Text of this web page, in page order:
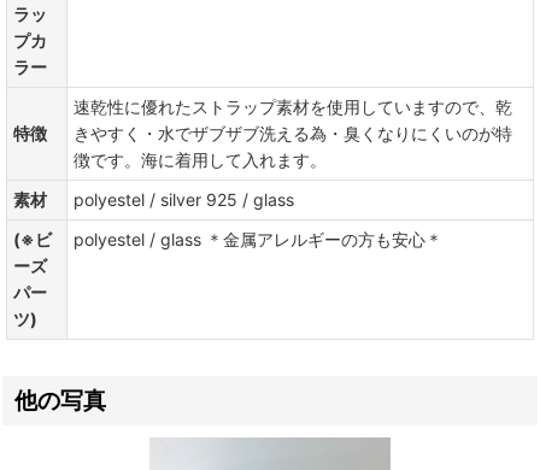
ラッ
プカ
ラー
特徴
速乾性に優れたストラップ素材を使用していますので、乾
きやすく・水でザブザブ洗える為・臭くなりにくいのが特
徴です。海に着用して入れます。
素材
polyestel / silver 925 / glass
(※ビ
ーズ
パー
ツ)
polyestel / glass ＊金属アレルギーの方も安心＊
他の写真